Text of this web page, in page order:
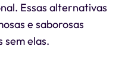
Essas alternativas
e saborosas
sem elas.